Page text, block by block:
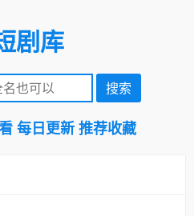
剧库
每日更新 推荐收藏